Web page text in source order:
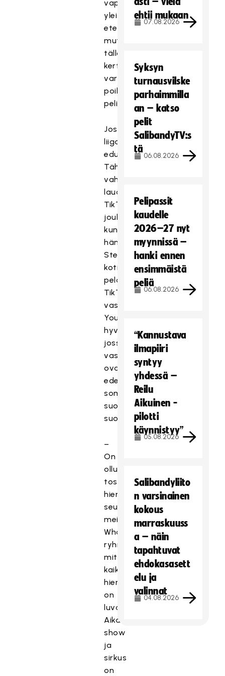
vappuaattona
yleisön
eteen,
mutta
tällä
kertaa
varsin
poikkeuksellisessa
pelipaidassa.
Josbaa
liigakarsinnoissa
edustanut
Tähkä
vahvistaa
lauantaina
TikTokkaajien
joukkuetta,
kun
hämeenlinnalaisen
Steelersin
kotiareenalla
pelataan
TikTok
vastaan
YouTube
hyväntekeväisyysottelu,
jossa
vastakkain
ovat
edellämainittujen
somealustojen
suosituimmat
suomalaistähdet.
–
On
ollut
tosi
hieno
seurata
meidän
Whatsapp-
ryhmästä,
mitä
kaikkea
hienoa
on
luvassa.
Aikamoinen
show
ja
sirkus
on
ehtii mukaan
07.08.2026
Syksyn
turnausvilske
parhaimmilla
an – katso
pelit
SalibandyTV:s
tä
06.08.2026
Pelipassit
kaudelle
2026–27 nyt
myynnissä –
hanki ennen
ensimmäistä
peliä
06.08.2026
“Kannustava
ilmapiiri
syntyy
yhdessä –
Reilu
Aikuinen -
pilotti
käynnistyy”
05.08.2026
Salibandyliito
n varsinainen
kokous
marraskuuss
a – näin
tapahtuvat
ehdokasasett
elu ja
valinnat
04.08.2026